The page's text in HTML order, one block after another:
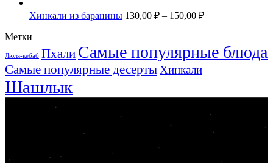
Хинкали из баранины 130,00 ₽ – 150,00 ₽
Метки
Люля-кебаб Пхали Самые популярные блюда
Самые популярные десертыХинкали
Шашлык